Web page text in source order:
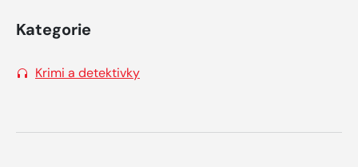
Kategorie
Krimi a detektivky